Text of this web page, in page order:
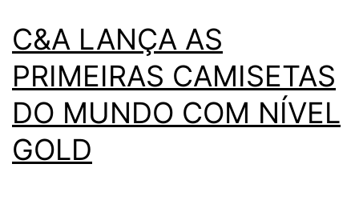
C&A LANÇA AS
PRIMEIRAS CAMISETAS
DO MUNDO COM NÍVEL
GOLD